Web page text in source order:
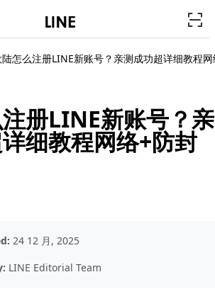
陆怎么注册LINE新账号？亲测成功超详细教程网
册LINE新账号？亲
细教程网络+防封
24 12 月, 2025
LINE Editorial Team